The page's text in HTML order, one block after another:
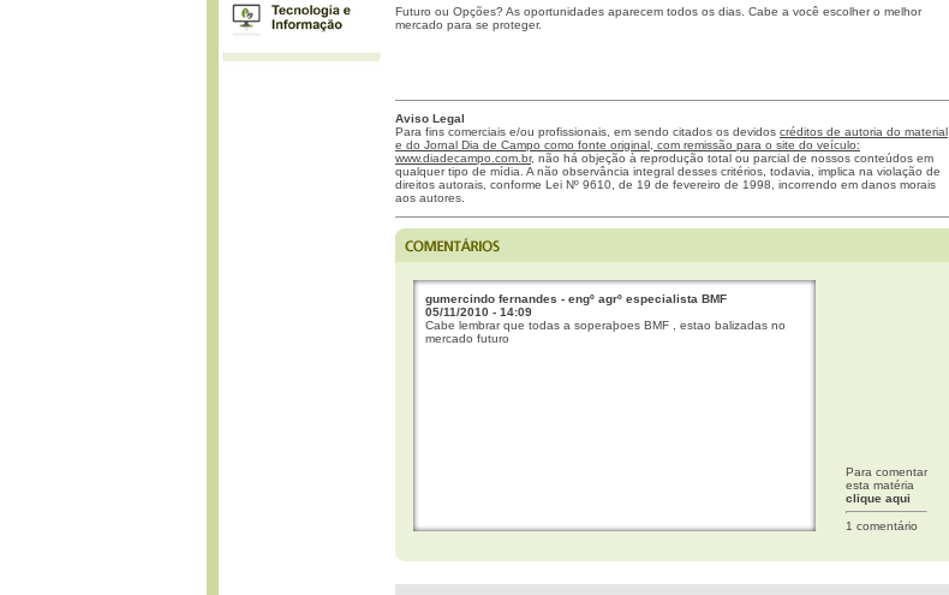
Futuro ou Opções? As oportunidades aparecem todos os dias. Cabe a você escolher o melhor
mercado para se proteger.
Aviso Legal
Para fins comerciais e/ou profissionais, em sendo citados os devidos créditos de autoria do material
e do Jornal Dia de Campo como fonte original, com remissão para o site do veículo:
www.diadecampo.com.br, não há objeção à reprodução total ou parcial de nossos conteúdos em
qualquer tipo de mídia. A não observância integral desses critérios, todavia, implica na violação de
direitos autorais, conforme Lei Nº 9610, de 19 de fevereiro de 1998, incorrendo em danos morais
aos autores.
gumercindo fernandes - engº agrº especialista BMF
05/11/2010 - 14:09
Cabe lembrar que todas a soperaþoes BMF , estao balizadas no
mercado futuro
Para comentar
esta matéria
clique aqui
1 comentário